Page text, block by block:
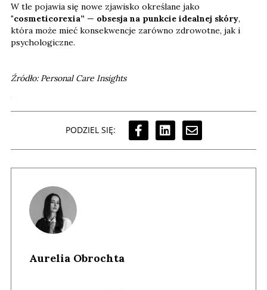
W tle pojawia się nowe zjawisko określane jako
"cosmeticorexia” — obsesja na punkcie idealnej skóry,
która może mieć konsekwencje zarówno zdrowotne, jak i
psychologiczne.
Źródło: Personal Care Insights
PODZIEL SIĘ:
Aurelia Obrochta